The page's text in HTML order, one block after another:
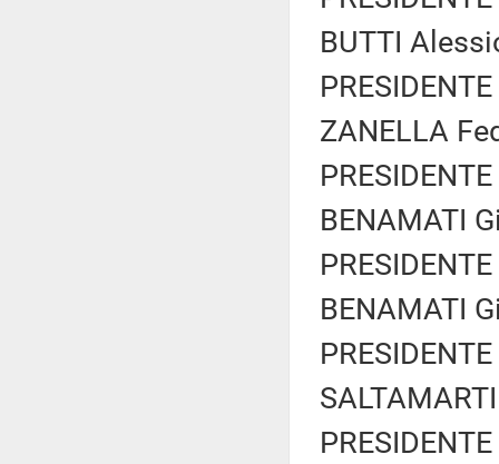
BUTTI
ZANELLA
BENAMATI
BENAMATI